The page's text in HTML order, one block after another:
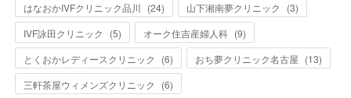
はなおかIVFクリニック品川 (24) 山下湘南夢クリニック (3)
IVF詠田クリニック
(5) オーク住吉産婦人科 (9)
とくおかレディースクリニック
(6) おち夢クリニック名古屋 (13)
三軒茶屋ウィメンズクリニック
(6)